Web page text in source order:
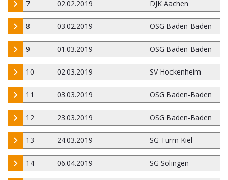
7 02.02.2019 DJK Aachen
8 03.02.2019 OSG Baden-Baden
9 01.03.2019 OSG Baden-Baden
10 02.03.2019 SV Hockenheim
11 03.03.2019 OSG Baden-Baden
12 23.03.2019 OSG Baden-Baden
13 24.03.2019 SG Turm Kiel
14 06.04.2019 SG Solingen